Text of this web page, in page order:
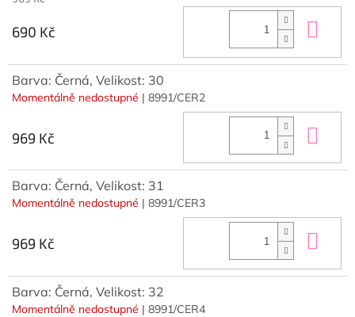
690 Kč
Barva: Černá, Velikost: 30
Momentálně nedostupné | 8991/CER2
969 Kč
Barva: Černá, Velikost: 31
Momentálně nedostupné | 8991/CER3
969 Kč
Barva: Černá, Velikost: 32
Momentálně nedostupné | 8991/CER4